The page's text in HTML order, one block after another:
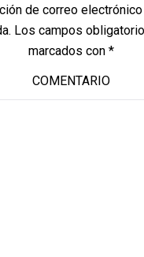
de correo
Los campos
marcados con *
COMENTARIO